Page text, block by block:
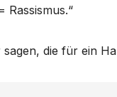
Rassismus.“
sagen, die für ein